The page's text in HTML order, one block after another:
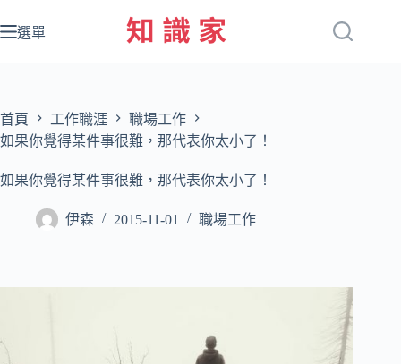
至
容
選單
首頁 工作職涯
職場工作
如果你覺得某件事很難，那代表你太小了！
如果你覺得某件事很難，那代表你太小了！
伊森 2015-11-01 職場工作